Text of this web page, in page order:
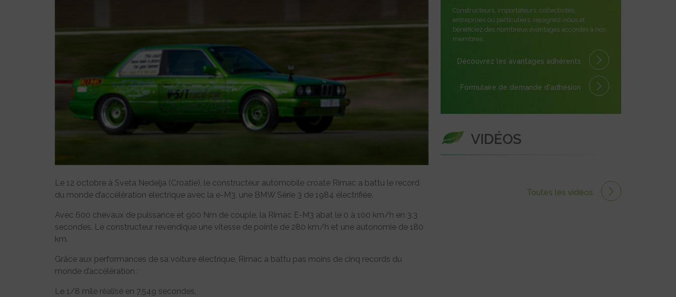
Le 12 octobre à Sveta Nedelja (Croatie), le constructeur automobile croate Rimac a battu le record
du monde d’accélération électrique avec la e-M3, une BMW Série 3 de 1984 électrifiée.
Avec 600 chevaux de puissance et 900 Nm de couple, la Rimac E-M3 abat le 0 à 100 km/h en 3.3
secondes. Le constructeur revendique une vitesse de pointe de 280 km/h et une autonomie de 180
km.
Grâce aux performances de sa voiture électrique, Rimac a battu pas moins de cinq records du
monde d’accélération :
Le 1/8 mile réalisé en 7,549 secondes,
Constructeurs, importateurs, collectivités,
entreprises ou particuliers, rejoignez-nous et
bénéficiez des nombreux avantages accordés à nos
membres.
Découvrez les avantages adhérents
Formulaire de demande d'adhésion
VIDÉOS
Toutes les vidéos